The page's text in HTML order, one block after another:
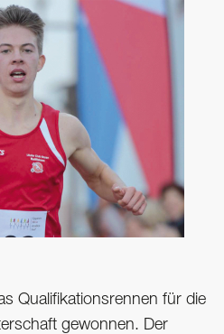
Qualifikationsrennen für die
gewonnen. Der